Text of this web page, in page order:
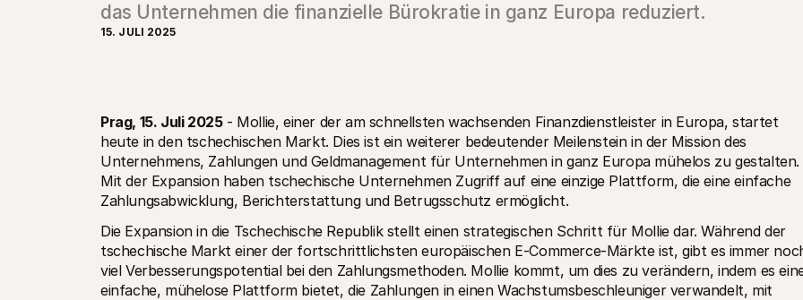
das Unternehmen die finanzielle Bürokratie in ganz Europa reduziert.
15. JULI 2025
Prag, 15. Juli 2025 - Mollie, einer der am schnellsten wachsenden Finanzdienstleister in Europa, startet
heute in den tschechischen Markt. Dies ist ein weiterer bedeutender Meilenstein in der Mission des
Unternehmens, Zahlungen und Geldmanagement für Unternehmen in ganz Europa mühelos zu gestalten.
Mit der Expansion haben tschechische Unternehmen Zugriff auf eine einzige Plattform, die eine einfache
Zahlungsabwicklung, Berichterstattung und Betrugsschutz ermöglicht.
Die Expansion in die Tschechische Republik stellt einen strategischen Schritt für Mollie dar. Während der
tschechische Markt einer der fortschrittlichsten europäischen E-Commerce-Märkte ist, gibt es immer
viel Verbesserungspotential bei den Zahlungsmethoden. Mollie kommt, um dies zu verändern, indem es
einfache, mühelose Plattform bietet, die Zahlungen in einen Wachstumsbeschleuniger verwandelt, mit